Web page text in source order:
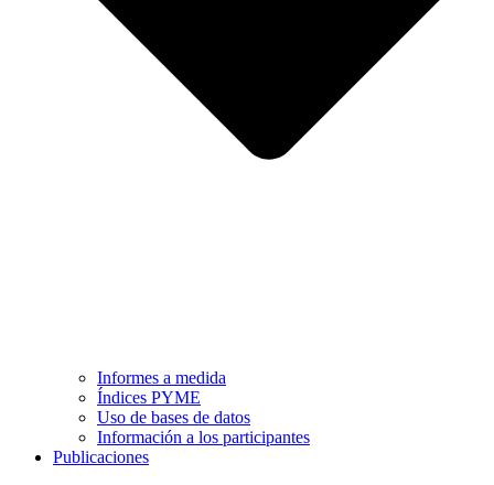
Informes a medida
Índices PYME
Uso de bases de datos
Información a los participantes
Publicaciones